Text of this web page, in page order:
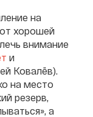
на
хорошей
внимание
и
Ковалёв).
на место
резерв,
а